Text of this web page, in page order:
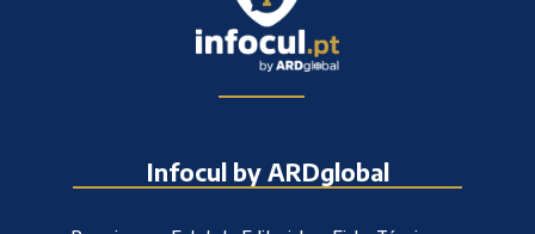
Infocul by ARDglobal